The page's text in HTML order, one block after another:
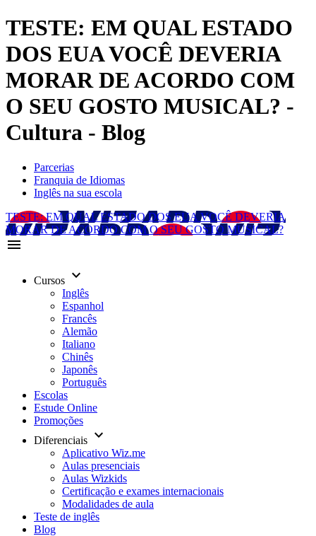
TESTE: EM QUAL ESTADO
DOS EUA VOCÊ DEVERIA
MORAR DE ACORDO COM
O SEU GOSTO MUSICAL? -
Cultura - Blog
Parcerias
Franquia de Idiomas
Inglês na sua escola
TESTE: EM QUAL ESTADO DOS EUA VOCÊ DEVERIA
MORAR DE ACORDO COM O SEU GOSTO MUSICAL?
menu
Cursos keyboard_arrow_down
Inglês
Espanhol
Francês
Alemão
Italiano
Chinês
Japonês
Português
Escolas
Estude Online
Promoções
Diferenciais keyboard_arrow_down
Aplicativo Wiz.me
Aulas presenciais
Aulas Wizkids
Certificação e exames internacionais
Modalidades de aula
Teste de inglês
Blog